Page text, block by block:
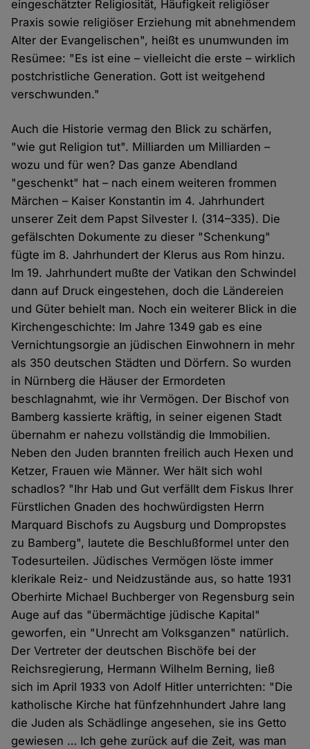
eingeschätzter Religiosität, Häufigkeit religiöser
Praxis sowie religiöser Erziehung mit abnehmendem
Alter der Evangelischen", heißt es unumwunden im
Resümee: "Es ist eine – vielleicht die erste – wirklich
postchristliche Generation. Gott ist weitgehend
verschwunden."
Auch die Historie vermag den Blick zu schärfen,
"wie gut Religion tut". Milliarden um Milliarden –
wozu und für wen? Das ganze Abendland
"geschenkt" hat – nach einem weiteren frommen
Märchen – Kaiser Konstantin im 4. Jahrhundert
unserer Zeit dem Papst Silvester I. (314–335). Die
gefälschten Dokumente zu dieser "Schenkung"
fügte im 8. Jahrhundert der Klerus aus Rom hinzu.
Im 19. Jahrhundert mußte der Vatikan den Schwindel
dann auf Druck eingestehen, doch die Ländereien
und Güter behielt man. Noch ein weiterer Blick in die
Kirchengeschichte: Im Jahre 1349 gab es eine
Vernichtungsorgie an jüdischen Einwohnern in mehr
als 350 deutschen Städten und Dörfern. So wurden
in Nürnberg die Häuser der Ermordeten
beschlagnahmt, wie ihr Vermögen. Der Bischof von
Bamberg kassierte kräftig, in seiner eigenen Stadt
übernahm er nahezu vollständig die Immobilien.
Neben den Juden brannten freilich auch Hexen und
Ketzer, Frauen wie Männer. Wer hält sich wohl
schadlos? "Ihr Hab und Gut verfällt dem Fiskus Ihrer
Fürstlichen Gnaden des hochwürdigsten Herrn
Marquard Bischofs zu Augsburg und Dompropstes
zu Bamberg", lautete die Beschlußformel unter den
Todesurteilen. Jüdisches Vermögen löste immer
klerikale Reiz- und Neidzustände aus, so hatte 1931
Oberhirte Michael Buchberger von Regensburg sein
Auge auf das "übermächtige jüdische Kapital"
geworfen, ein "Unrecht am Volksganzen" natürlich.
Der Vertreter der deutschen Bischöfe bei der
Reichsregierung, Hermann Wilhelm Berning, ließ
sich im April 1933 von Adolf Hitler unterrichten: "Die
katholische Kirche hat fünfzehnhundert Jahre lang
die Juden als Schädlinge angesehen, sie ins Getto
gewiesen … Ich gehe zurück auf die Zeit, was man